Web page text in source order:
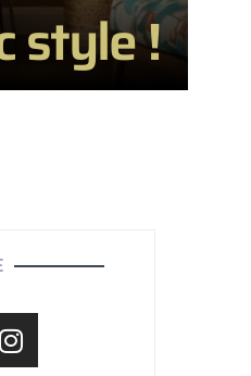
style !